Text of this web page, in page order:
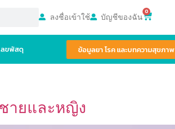
ลงชื่อเข้าใช้ บัญชีของฉัน 0
ลขพัสดุ ข้อมูลยา โรค และบทความสุขภาพ
ายและหญิง